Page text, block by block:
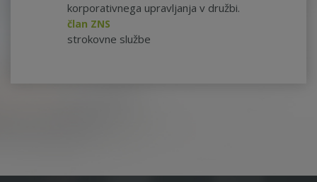
korporativnega upravljanja v družbi.
član ZNS
strokovne službe